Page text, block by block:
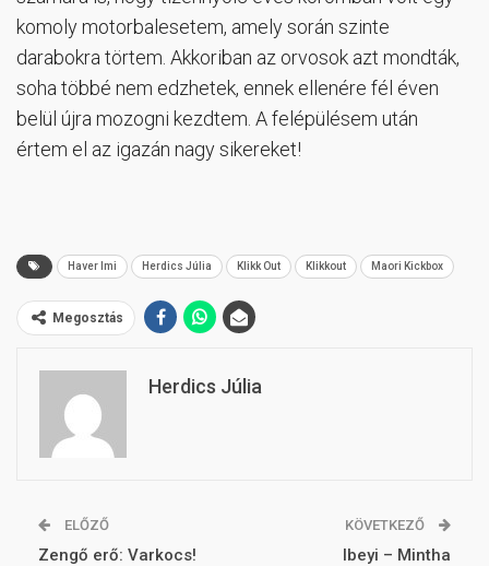
komoly motorbalesetem, amely során szinte
darabokra törtem. Akkoriban az orvosok azt mondták,
soha többé nem edzhetek, ennek ellenére fél éven
belül újra mozogni kezdtem. A felépülésem után
értem el az igazán nagy sikereket!
Haver Imi Herdics Júlia Klikk Out Klikkout Maori Kickbox
Megosztás
Herdics Júlia
ELŐZŐ
Zengő erő: Varkocs!
KÖVETKEZŐ
Ibeyi – Mintha